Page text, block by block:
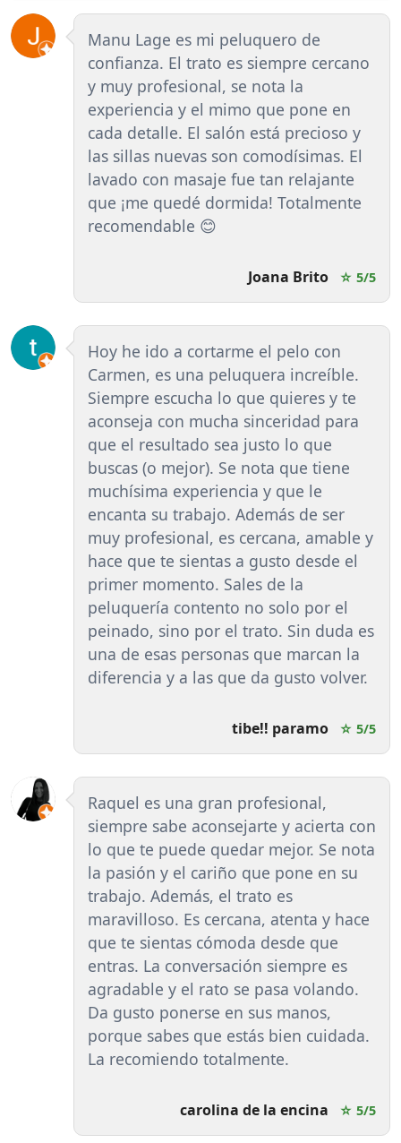
Manu Lage es mi peluquero de
confianza. El trato es siempre cercano
y muy profesional, se nota la
experiencia y el mimo que pone en
cada detalle. El salón está precioso y
las sillas nuevas son comodísimas. El
lavado con masaje fue tan relajante
que ¡me quedé dormida! Totalmente
recomendable 😊
Joana Brito ☆ 5/5
Hoy he ido a cortarme el pelo con
Carmen, es una peluquera increíble.
Siempre escucha lo que quieres y te
aconseja con mucha sinceridad para
que el resultado sea justo lo que
buscas (o mejor). Se nota que tiene
muchísima experiencia y que le
encanta su trabajo. Además de ser
muy profesional, es cercana, amable y
hace que te sientas a gusto desde el
primer momento. Sales de la
peluquería contento no solo por el
peinado, sino por el trato. Sin duda es
una de esas personas que marcan la
diferencia y a las que da gusto volver.
tibe!! paramo ☆ 5/5
Raquel es una gran profesional,
siempre sabe aconsejarte y acierta con
lo que te puede quedar mejor. Se nota
la pasión y el cariño que pone en su
trabajo. Además, el trato es
maravilloso. Es cercana, atenta y hace
que te sientas cómoda desde que
entras. La conversación siempre es
agradable y el rato se pasa volando.
Da gusto ponerse en sus manos,
porque sabes que estás bien cuidada.
La recomiendo totalmente.
carolina de la encina ☆ 5/5